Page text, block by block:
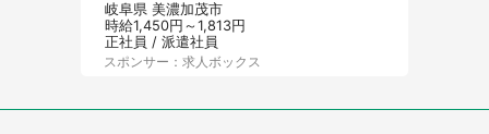
岐阜県 美濃加茂市
時給1,450円～1,813円
正社員 / 派遣社員
スポンサー：求人ボックス